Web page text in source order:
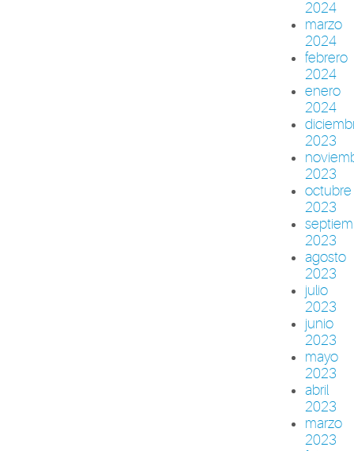
2024
marzo
2024
febrero
2024
enero
2024
2023
2023
octubre
2023
2023
agosto
2023
julio
2023
junio
2023
mayo
2023
abril
2023
marzo
2023